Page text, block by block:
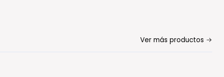
Ver más productos